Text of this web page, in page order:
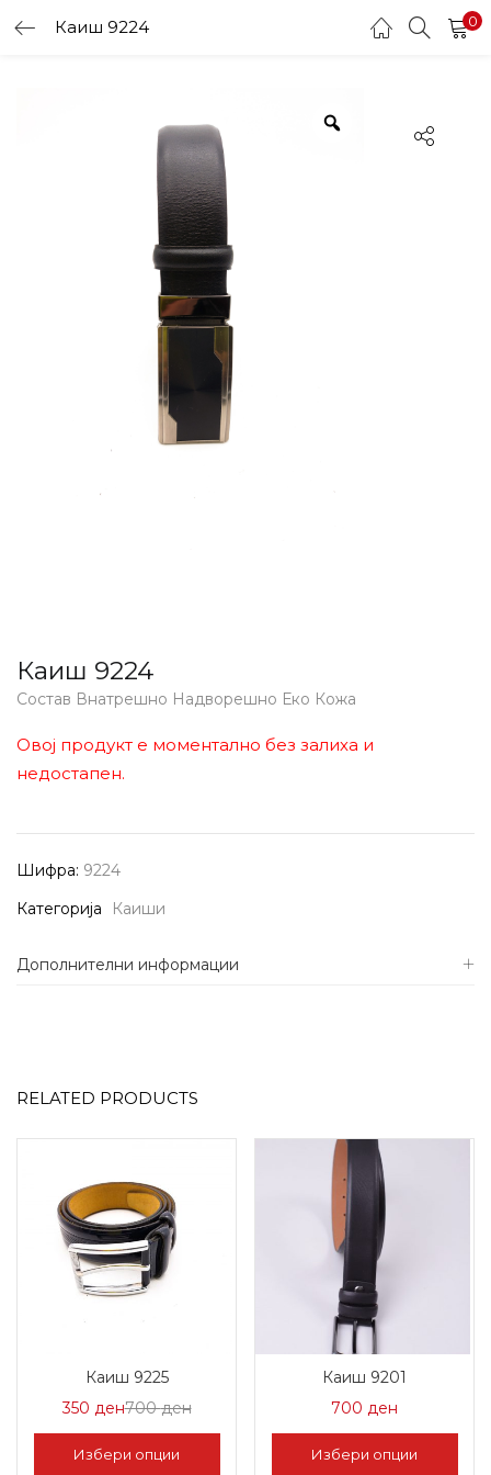
Каиш 9224 0
Каиш 9224
Состав Внатрешно Надворешно Еко Кожа
Овој продукт е моментално без залиха и
недостапен.
Шифра: 9224
Категорија
Каиши
Дополнителни информации
RELATED PRODUCTS
Каиш 9225
350 денЦена
на
Попуст:
700денНормална
Цена
Избери опции
Каиш 9201
700 ден
Избери опции
LOGIN
Enter your username and password to login.
Remember me
Login
Lost password?